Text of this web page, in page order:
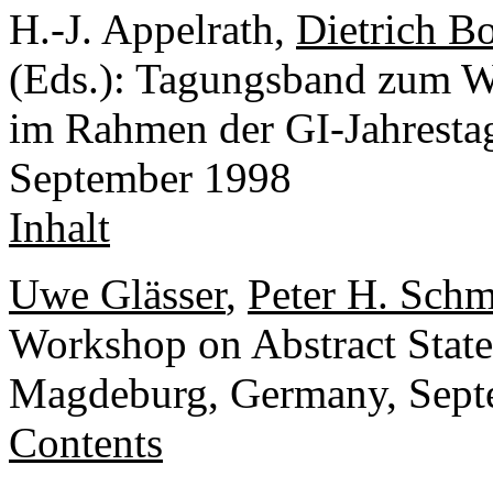
H.-J. Appelrath, Dietrich
(Eds.): Tagungsband zum
im Rahmen der GI-
September 1998
Inhalt
Uwe Glässer, Peter H.
Workshop on Abstract
Magdeburg, Germany,
Contents